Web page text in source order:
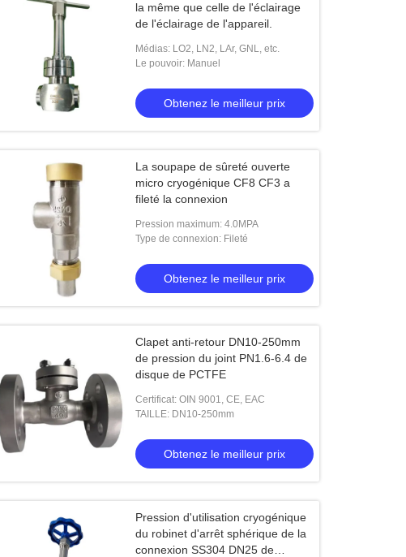
Valve de tige de la température DN25 de
fin de soudure basse longue
Obtenez le meilleur prix
Robinet d'arrêt sphérique
de longue tige de volant de
de manièreObtenez le meilleur prix
la même que celle de l'éclairage
de l'éclairage de l'appareil.
Médias: LO2, LN2, LAr, GNL, etc.
Le pouvoir: Manuel
Obtenez le meilleur prix
La soupape de sûreté ouverte
micro cryogénique CF8 CF3 a
fileté la connexion
Pression maximum: 4.0MPA
Type de connexion: Fileté
Obtenez le meilleur prix
Clapet anti-retour DN10-250mm
de pression du joint PN1.6-6.4 de
disque de PCTFE
Certificat: OIN 9001, CE, EAC
TAILLE: DN10-250mm
Obtenez le meilleur prix
Pression d'utilisation cryogénique
du robinet d'arrêt sphérique de la
connexion SS304 DN25 de